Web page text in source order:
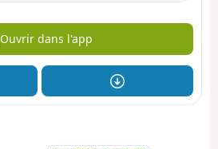
Ouvrir dans l'app